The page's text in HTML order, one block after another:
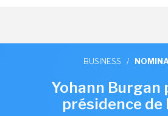
BUSINESS /
Yohann Burgan
présidence de